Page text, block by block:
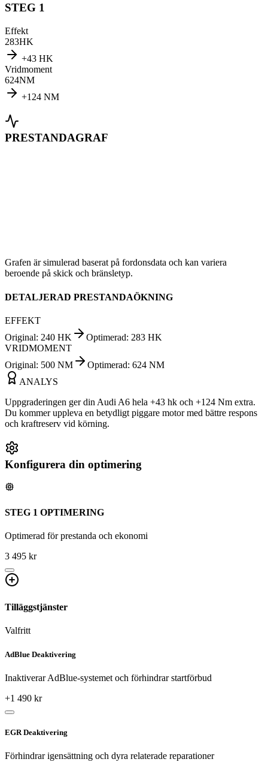
STEG 1
Effekt
283HK
+43 HK
Vridmoment
624NM
+124 NM
PRESTANDAGRAF
Grafen är simulerad baserat på fordonsdata och kan variera
beroende på skick och bränsletyp.
DETALJERAD PRESTANDAÖKNING
EFFEKT
Original: 240 HK Optimerad: 283 HK
VRIDMOMENT
Original: 500 NM Optimerad: 624 NM
ANALYS
Uppgraderingen ger din Audi A6 hela +43 hk och +124 Nm extra.
Du kommer uppleva en betydligt piggare motor med bättre respons
och kraftreserv vid körning.
Konfigurera din optimering
STEG 1 OPTIMERING
Optimerad för prestanda och ekonomi
3 495 kr
Tilläggstjänster
Valfritt
AdBlue Deaktivering
Inaktiverar AdBlue-systemet och förhindrar startförbud
+1 490 kr
EGR Deaktivering
Förhindrar igensättning och dyra relaterade reparationer